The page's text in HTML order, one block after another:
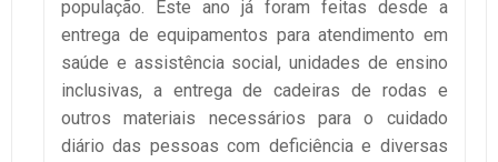
população. Este ano já foram feitas desde a
entrega de equipamentos para atendimento em
saúde e assistência social, unidades de ensino
inclusivas, a entrega de cadeiras de rodas e
outros materiais necessários para o cuidado
diário das pessoas com deficiência e diversas